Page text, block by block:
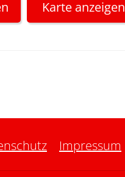
Karte anzeigen
Impressum